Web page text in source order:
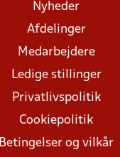
Nyheder
Afdelinger
Medarbejdere
Ledige stillinger
Privatlivspolitik
Cookiepolitik
Betingelser og vilkår